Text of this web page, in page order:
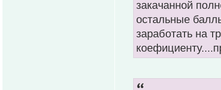
закачанной
остальные
заработать на